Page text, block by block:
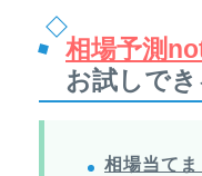
相場予測
お試しで
相場当て